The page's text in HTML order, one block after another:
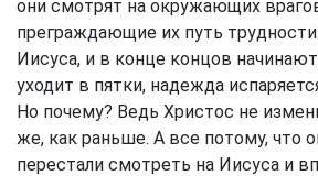
они смотрят на окружающих
преграждающие их путь
Иисуса, и в конце концов
уходит в пятки, надежда
Но почему? Ведь Христос не
же, как раньше. А все потому, что
перестали смотреть на Иисуса и